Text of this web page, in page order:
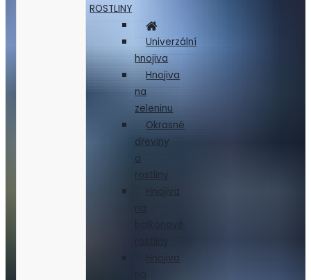
ROSTLINY
Univerzální
hnojiva
Hnojiva
na
zeleninu
Okrasné
dřeviny
a
rostliny
Hnojiva
balkónové
Hnojiva